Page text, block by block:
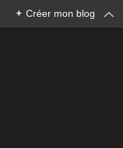
+ Créer mon blog